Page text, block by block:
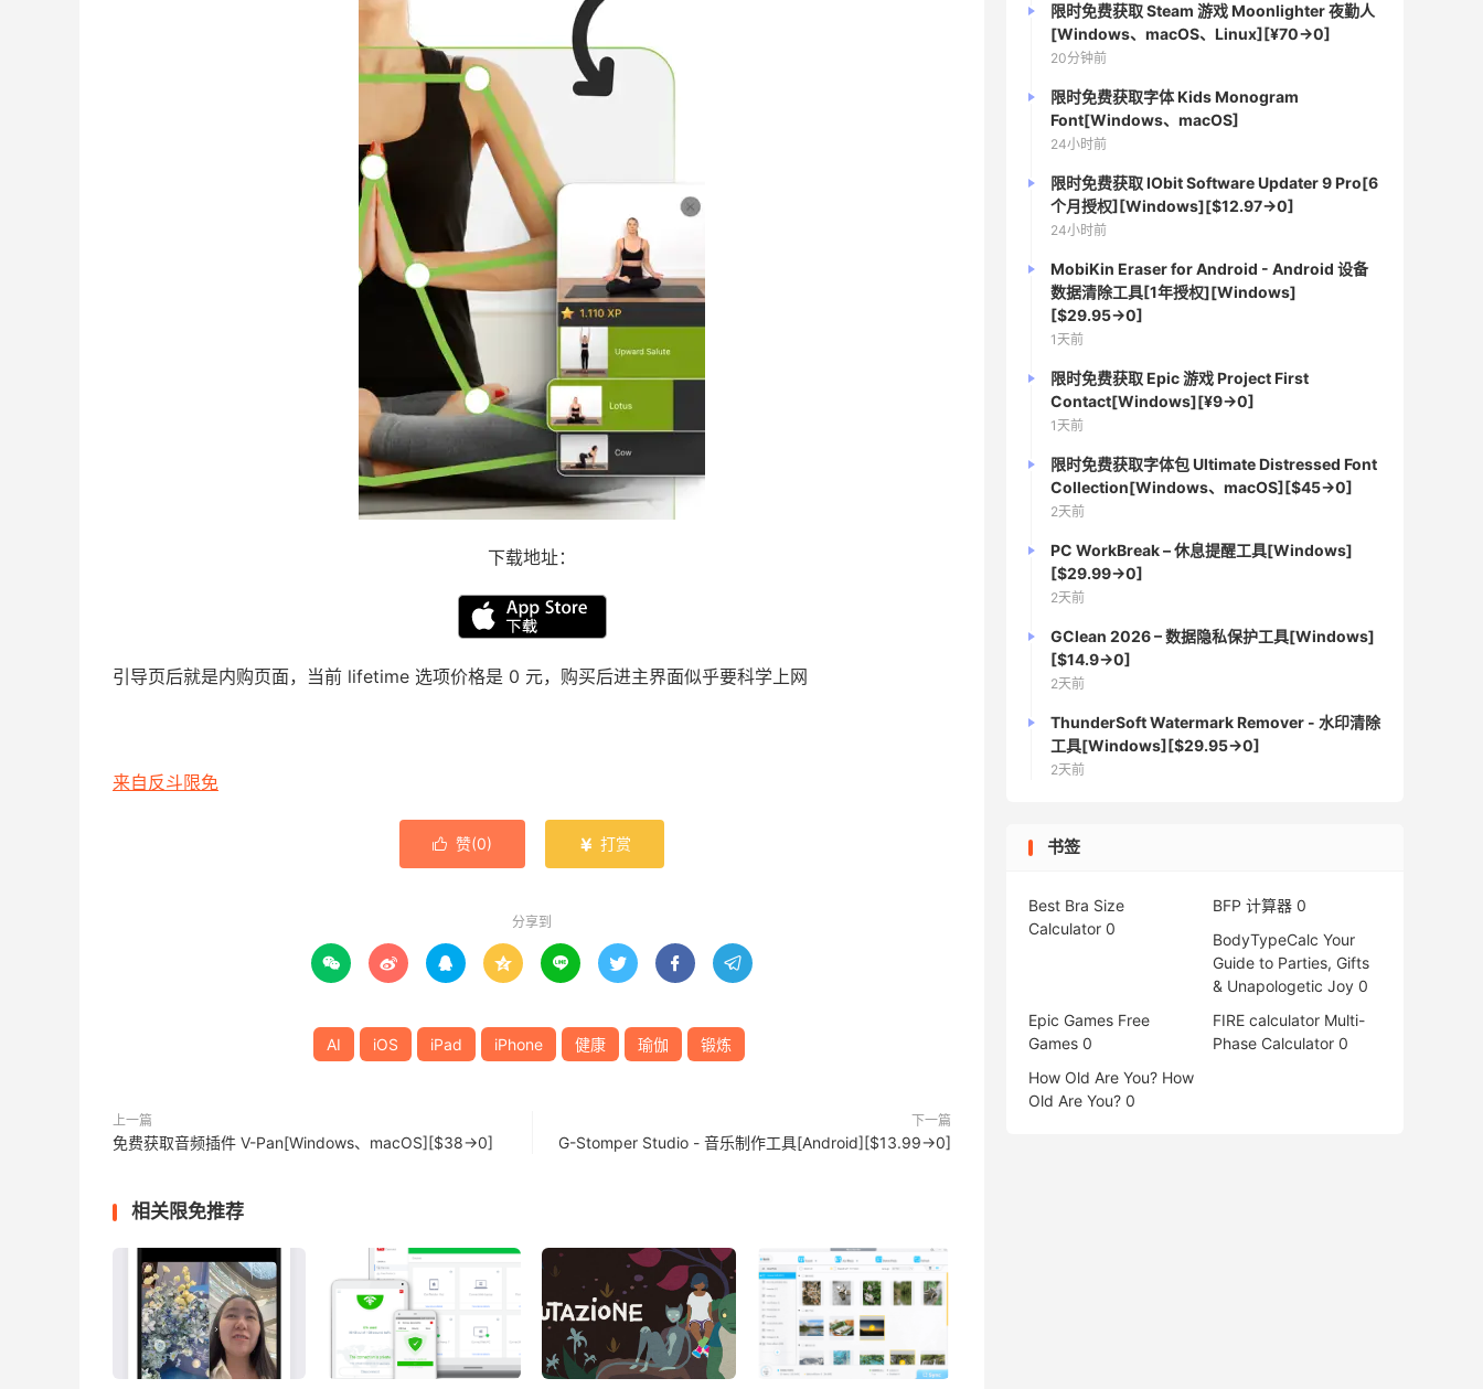
下载地址：
引导页后就是内购页面，当前 lifetime 选项价格是 0 元，购买后进主界面似乎要科学上网
来自反斗限免
 赞(0)  打赏
分享到
       
AI iOS iPad iPhone 健康 瑜伽 锻炼
上一篇
免费获取音频插件 V-Pan[Windows、macOS][$38→0]
下一篇
G-Stomper Studio - 音乐制作工具[Android][$13.99→0]
相关限免推荐
限时免费获取 Steam 游戏 Moonlighter 夜勤人
[Windows、macOS、Linux][¥70→0]
20分钟前
限时免费获取字体 Kids Monogram
Font[Windows、macOS]
24小时前
限时免费获取 IObit Software Updater 9 Pro[6
个月授权][Windows][$12.97→0]
24小时前
MobiKin Eraser for Android - Android 设备
数据清除工具[1年授权][Windows]
[$29.95→0]
1天前
限时免费获取 Epic 游戏 Project First
Contact[Windows][¥9→0]
1天前
限时免费获取字体包 Ultimate Distressed Font
Collection[Windows、macOS][$45→0]
2天前
PC WorkBreak – 休息提醒工具[Windows]
[$29.99→0]
2天前
GClean 2026 – 数据隐私保护工具[Windows]
[$14.9→0]
2天前
ThunderSoft Watermark Remover - 水印清除
工具[Windows][$29.95→0]
2天前
书签
Best Bra Size
Calculator 0
BFP 计算器 0
BodyTypeCalc Your
Guide to Parties, Gifts
& Unapologetic Joy 0
Epic Games Free
Games 0
FIRE calculator Multi-
Phase Calculator 0
How Old Are You? How
Old Are You? 0